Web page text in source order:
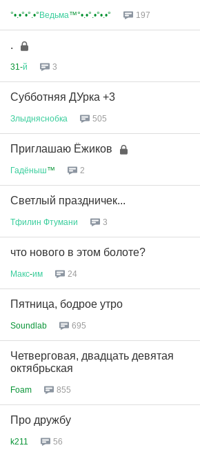
°•.•°•°.•°Ведьма™°•.•°.•°•.•° 197
.
31-й 3
Субботняя ДУрка +3
Злыдняснобка 505
Приглашаю Ёжиков
Гадёныш™ 2
Светлый праздничек...
Тфилин Фтумани 3
что нового в этом болоте?
Макс-им 24
Пятница, бодрое утро
Soundlab 695
Четверговая, двадцать девятая
октябрьская
Foam 855
Про дружбу
k211 56